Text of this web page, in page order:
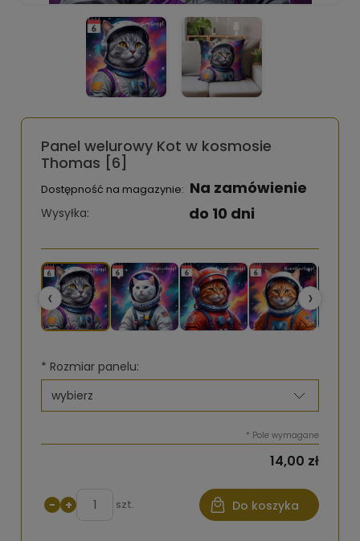
Panel welurowy Kot w kosmosie
Thomas [6]
Dostępność na magazynie: Na zamówienie
Wysyłka: do 10 dni
‹ ›
* Rozmiar panelu:
* Pole wymagane
14,00 zł
− + szt. Do koszyka